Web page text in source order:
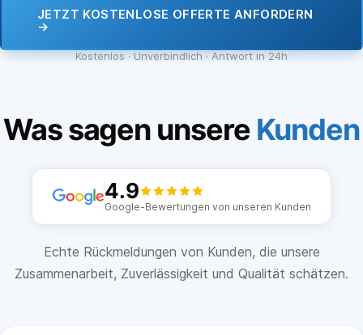
JETZT KOSTENLOSE OFFERTE ANFORDERN
→
Kostenlos · Unverbindlich · Antwort in 24h
Was sagen unsere Kunden
4.9
Google-Bewertungen von unseren Kunden
Echte Rückmeldungen von Kunden, die unsere
Zusammenarbeit, Zuverlässigkeit und Qualität schätzen.